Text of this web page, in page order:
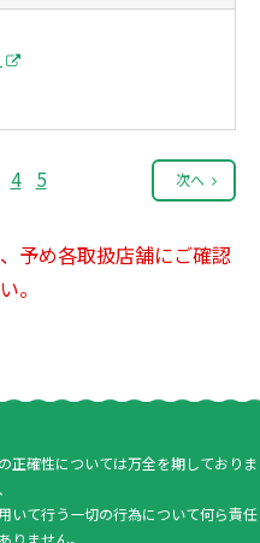
次へ
4 5
予め各取扱店舗にご確認
。
正確性については万全を期しておりま
いて行う一切の行為について何ら責任
りません。